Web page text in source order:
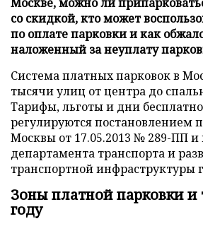
со скидкой, кто может
по оплате парковки и как
наложенный за неуплату
Система платных парковок в
тысячи улиц от центра до
Тарифы, льготы и дни
регулируются постановлением
Москвы от 17.05.2013 № 289-ПП
департамента транспорта и
транспортной инфраструктуры
Зоны платной парковки и
году